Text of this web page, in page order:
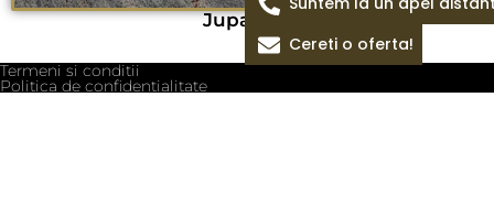
Juparana
Termeni si conditii
Politica de confidentialitate
Cereti o oferta!